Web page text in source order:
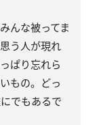
んな被ってま
う人が現れ
ぱり忘れら
もの。どっ
でもあるで